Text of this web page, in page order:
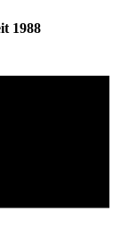
1988